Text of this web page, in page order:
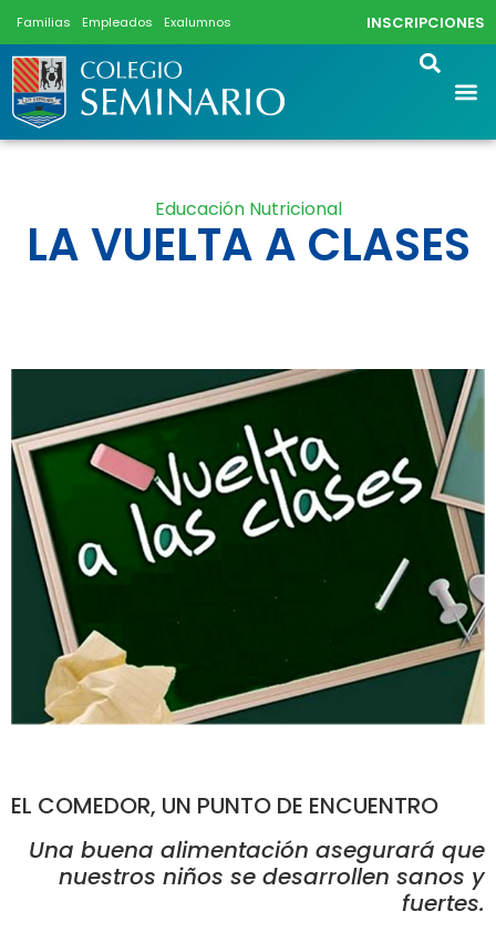
Familias Empleados Exalumnos INSCRIPCIONES
Educación Nutricional
LA VUELTA A CLASES
EL COMEDOR, UN PUNTO DE ENCUENTRO
Una buena alimentación asegurará que
nuestros niños se desarrollen sanos y
fuertes.